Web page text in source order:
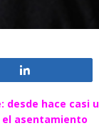
desde hace casi
el asentamiento